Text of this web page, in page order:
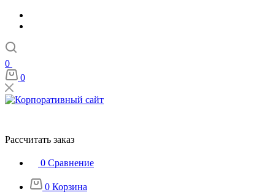
0
0
Рассчитать заказ
0 Сравнение
0 Корзина